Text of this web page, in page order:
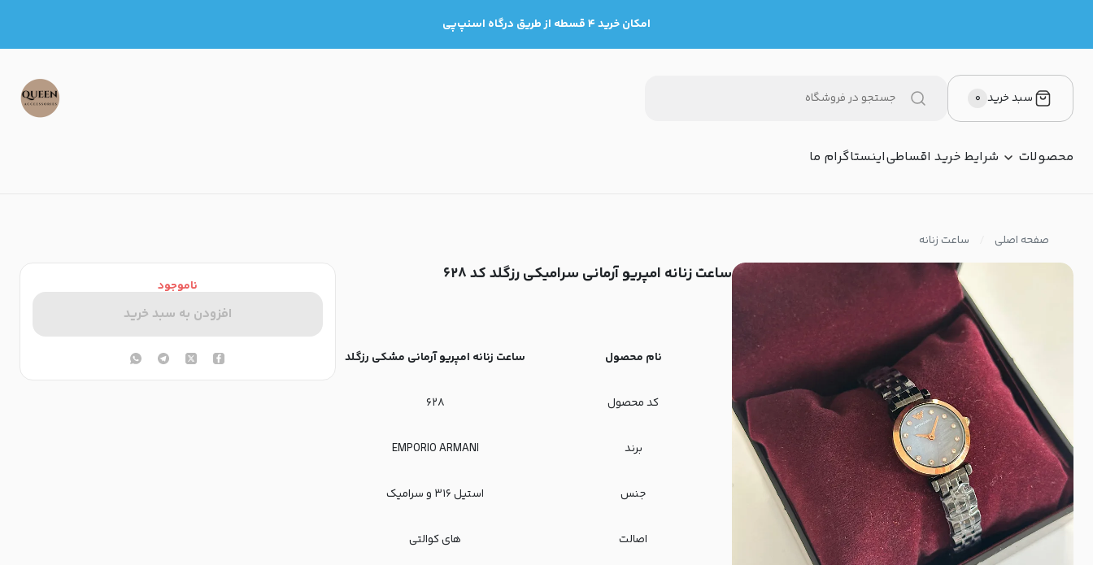
امکان خرید ۴ قسطه از طریق درگاه اسنپ‌پی
سبد خرید ۰
محصولات شرایط خرید اقساطیاینستاگرام ما
صفحه اصلی ساعت زنانه
ساعت زنانه امپریو آرمانی سرامیکی رزگلد کد ۶۲۸
نام محصول ساعت زنانه امپریو آرمانی مشکی رزگلد
کد محصول ۶۲۸
برند EMPORIO ARMANI
جنس استیل ۳۱۶ و سرامیک
اصالت های کوالتی
ناموجود
افزودن به سبد خرید